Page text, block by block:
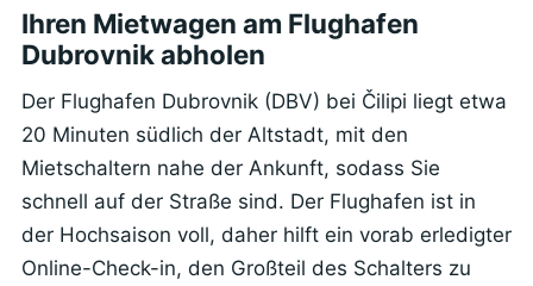
Ihren Mietwagen am Flughafen
Dubrovnik abholen
Der Flughafen Dubrovnik (DBV) bei Čilipi liegt etwa
20 Minuten südlich der Altstadt, mit den
Mietschaltern nahe der Ankunft, sodass Sie
schnell auf der Straße sind. Der Flughafen ist in
der Hochsaison voll, daher hilft ein vorab erledigter
Online-Check-in, den Großteil des Schalters zu